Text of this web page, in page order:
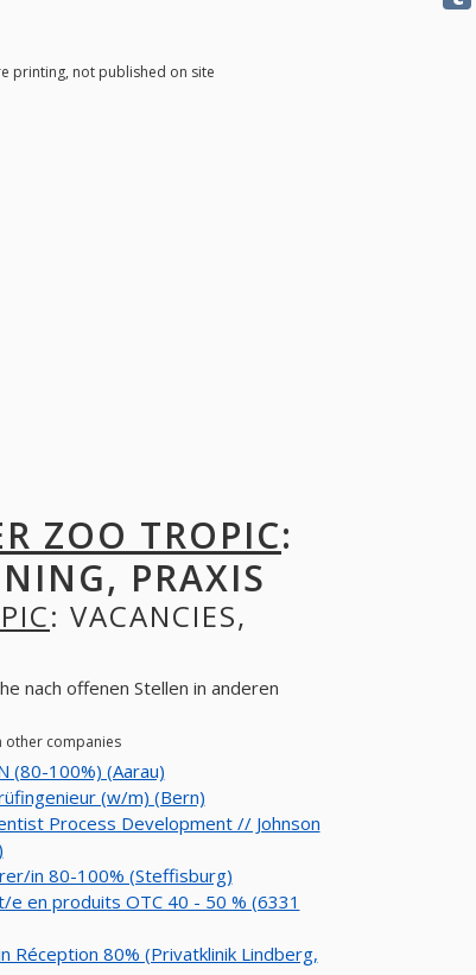
printing, not published on site
ZOO TROPIC:
PRAXIS
: VACANCIES,
nach offenen Stellen in anderen
other companies
(80-100%) (Aarau)
(w/m) (Bern)
Process Development // Johnson
in 80-100% (Steffisburg)
e en produits OTC 40 - 50 % (6331
Réception 80% (Privatklinik Lindberg,